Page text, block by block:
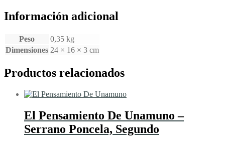
Información adicional
Peso
0,35 kg
Dimensiones 24 × 16 × 3 cm
Productos relacionados
El Pensamiento De Unamuno –
Serrano Poncela, Segundo